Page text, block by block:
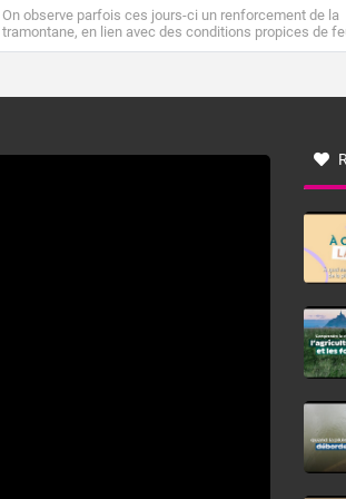
On observe parfois ces jours-ci un renforcement de la
tramontane, en lien avec des conditions propices de
de forêt. Mais qu'est-ce que la tramontane ? Quelles
à nord-ouest, dans un secteur qui part du Roussillon à
monts, en allusion aux régions montagneuses d’où